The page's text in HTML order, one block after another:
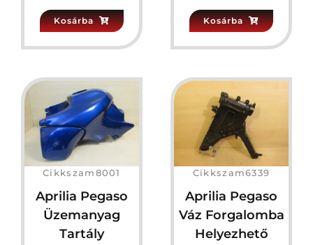
Kosárba Kosárba
Cikkszam8001
Aprilia Pegaso
Üzemanyag
Tartály
Cikkszam6339
Aprilia Pegaso
Váz Forgalomba
Helyezhető